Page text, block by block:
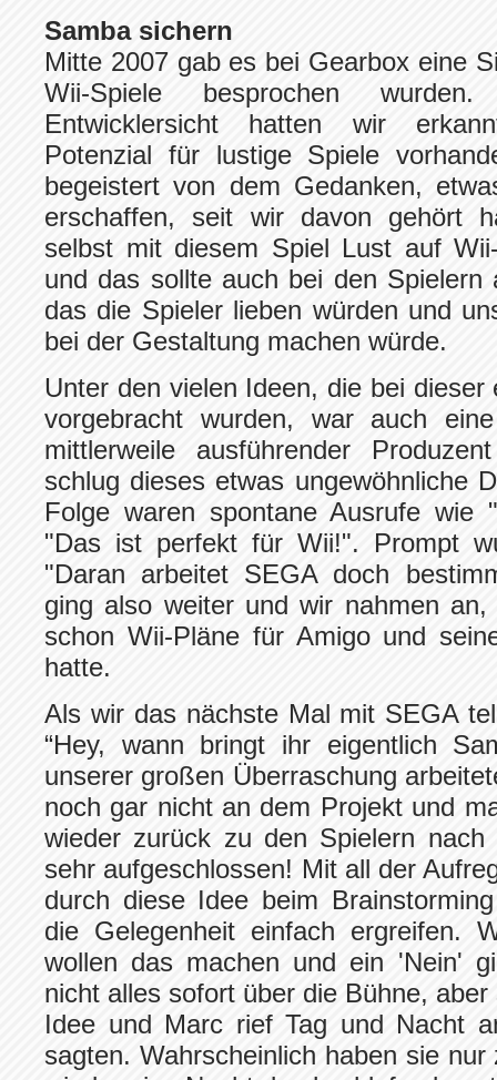
Samba sichern
Mitte 2007 gab es bei Gearbox eine
Wii-Spiele besprochen
Entwicklersicht hatten wir
Potenzial für lustige Spiele
begeistert von dem Gedanken,
erschaffen, seit wir davon gehört
selbst mit diesem Spiel Lust auf
und das sollte auch bei den
das die Spieler lieben würden und
bei der Gestaltung machen würde.
Unter den vielen Ideen, die bei
vorgebracht wurden, war auch
mittlerweile ausführender
schlug dieses etwas ungewöhnliche
Folge waren spontane Ausrufe wie
"Das ist perfekt für Wii!". Prompt
"Daran arbeitet SEGA doch
ging also weiter und wir nahmen
schon Wii-Pläne für Amigo und
hatte.
Als wir das nächste Mal mit SEGA
“Hey, wann bringt ihr eigentlich
unserer großen Überraschung
noch gar nicht an dem Projekt und
wieder zurück zu den Spielern
sehr aufgeschlossen! Mit all der
durch diese Idee beim
die Gelegenheit einfach ergreifen.
wollen das machen und ein 'Nein'
nicht alles sofort über die Bühne,
Idee und Marc rief Tag und Nacht
sagten. Wahrscheinlich haben sie